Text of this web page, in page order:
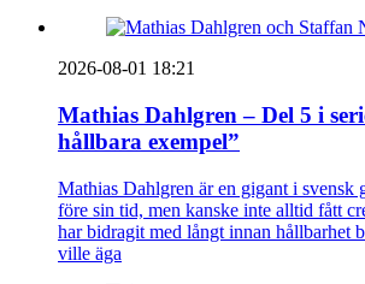
2026-08-01 18:21
Mathias Dahlgren – Del 5 i
hållbara exempel”
Mathias Dahlgren är en gigant i svensk
före sin tid, men kanske inte alltid fått
har bidragit med långt innan hållbarhet
ville äga